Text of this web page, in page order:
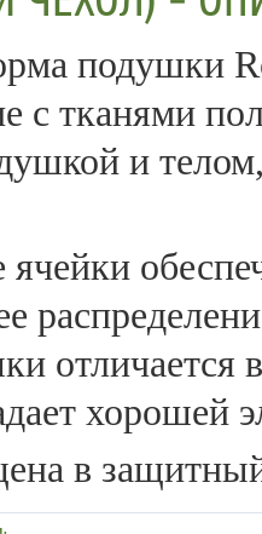
подушки
с тканями
и
хорошей
в